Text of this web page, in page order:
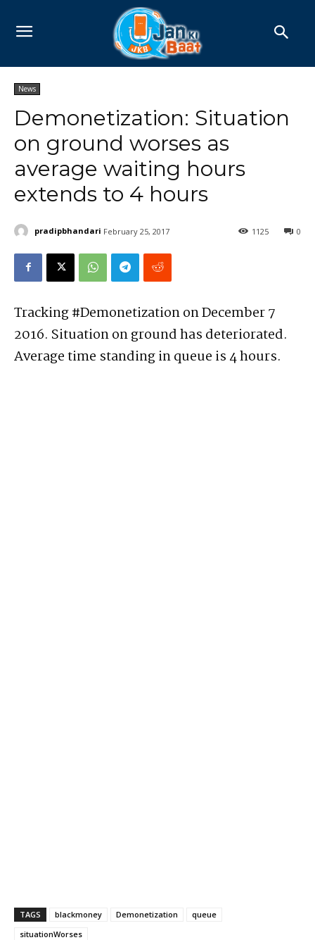
News
Demonetization: Situation
on ground worses as
average waiting hours
extends to 4 hours
pradipbhandari February 25, 2017 0
1125
Tracking #Demonetization on December 7
2016. Situation on ground has deteriorated.
Average time standing in queue is 4 hours.
TAGS blackmoney Demonetization
queue
situationWorses